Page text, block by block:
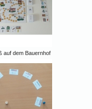
auf dem Bauernhof